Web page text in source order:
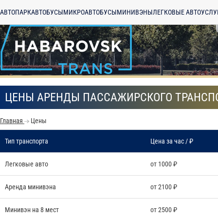
АВТОПАРКАВТОБУСЫМИКРОАВТОБУСЫМИНИВЭНЫЛЕГКОВЫЕ АВТО
ЦЕНЫ АРЕНДЫ ПАССАЖИРСКОГО
Главная Цены
Тип транспорта Цена за час / ₽
Легковые авто от 1000 ₽
Аренда минивэна от 2100 ₽
Минивэн на 8 мест от 2500 ₽согласие на